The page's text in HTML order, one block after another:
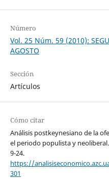
Número
Vol. 25 Núm. 59 (2010):
AGOSTO
Sección
Artículos
Cómo citar
Análisis postkeynesiano de la
el periodo populista y
9-24.
https://
301